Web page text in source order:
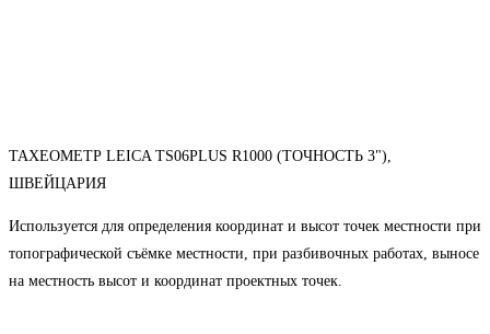
ТАХЕОМЕТР LEICA TS06PLUS R1000 (ТОЧНОСТЬ 3"),
ШВЕЙЦАРИЯ
Используется для определения координат и высот точек местности при
топографической съёмке местности, при разбивочных работах, выносе
на местность высот и координат проектных точек.